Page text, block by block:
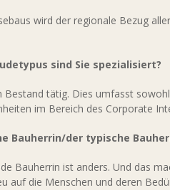
wird der regionale Bezug
sind Sie spezialisiert?
Bestand tätig. Dies umfasst
im Bereich des Corporate
Bauherrin/der typische
Bauherrin ist anders. Und das
auf die Menschen und deren